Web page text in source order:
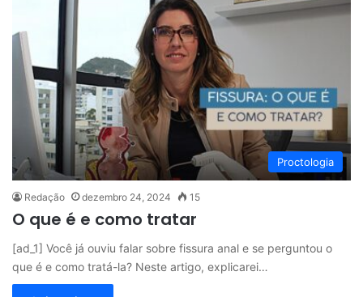
Proctologia
Redação dezembro 24, 2024 15
O que é e como tratar
[ad_1] Você já ouviu falar sobre fissura anal e se perguntou o
que é e como tratá-la? Neste artigo, explicarei…